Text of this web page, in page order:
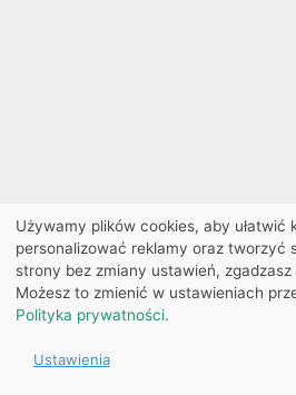
Używamy plików cookies, aby ułatwić
personalizować reklamy oraz tworzyć
strony bez zmiany ustawień,
Możesz to zmienić w ustawieniach
Polityka prywatności.
Ustawienia